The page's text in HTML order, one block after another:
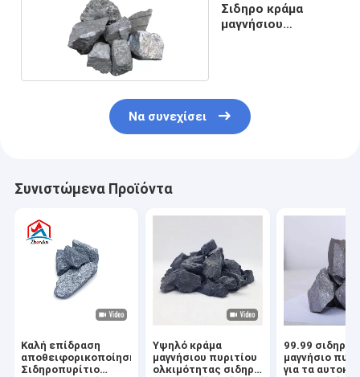
Σιδηρο κράμα
μαγνήσιου
Να συνεχίσει
Συνιστώμενα Προϊόντα
Καλή επίδραση
αποθειφορικοποίησης
Σιδηροπυρίτιο
Υψηλό κράμα
μαγνήσιου πυριτίου
ολκιμότητας σιδηρο
99.99 σιδηρο
μαγνήσιο
για τα